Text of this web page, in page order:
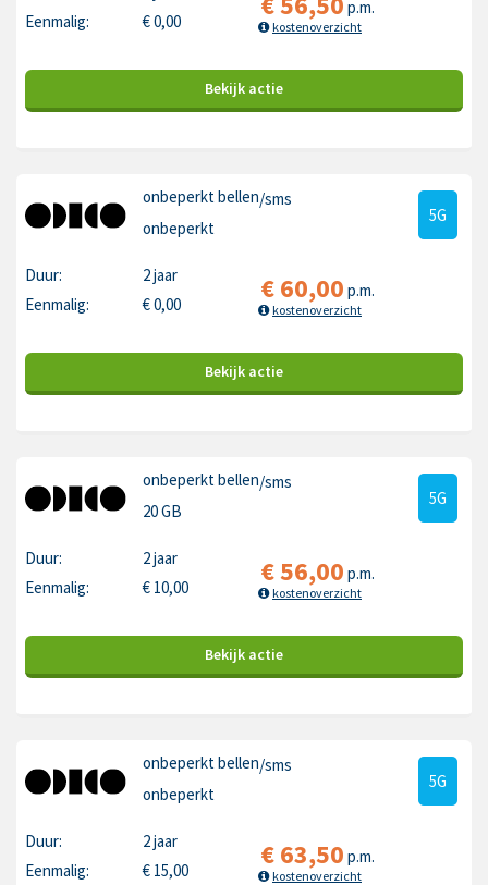
Eenmalig:
€0,00
p.m.
kostenoverzicht
Bekijk actie
onbeperkt bellen/sms
onbeperkt
5G
Duur:
2 jaar
Eenmalig:
€0,00 €60,00 p.m.
kostenoverzicht
Bekijk actie
onbeperkt bellen/sms
20 GB
5G
Duur:
2 jaar
Eenmalig:
€ 10,00 €56,00 p.m.
kostenoverzicht
Bekijk actie
onbeperkt bellen/sms
onbeperkt
5G
Duur:
2 jaar
Eenmalig:
€ 15,00 €63,50 p.m.
kostenoverzicht